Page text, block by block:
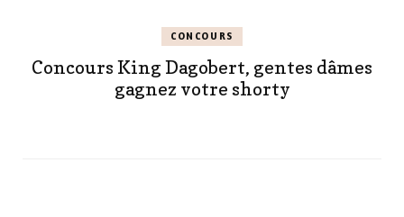
CONCOURS
Concours King Dagobert, gentes dâmes
gagnez votre shorty